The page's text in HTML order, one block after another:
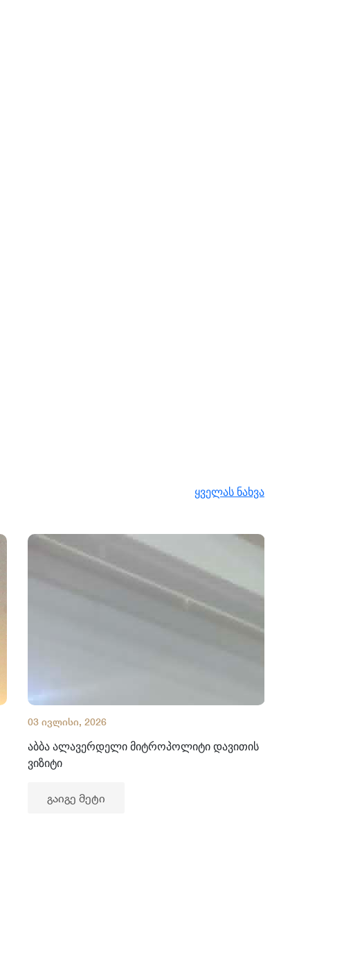
ყველას ნახვა
03 ივლისი, 2026
აბბა ალავერდელი მიტროპოლიტი დავითის
ვიზიტი
გაიგე მეტი